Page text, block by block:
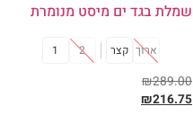
שמלת בגד ים מיסט מנומרת
ארוך קצר 2
1
₪289.00
₪216.75